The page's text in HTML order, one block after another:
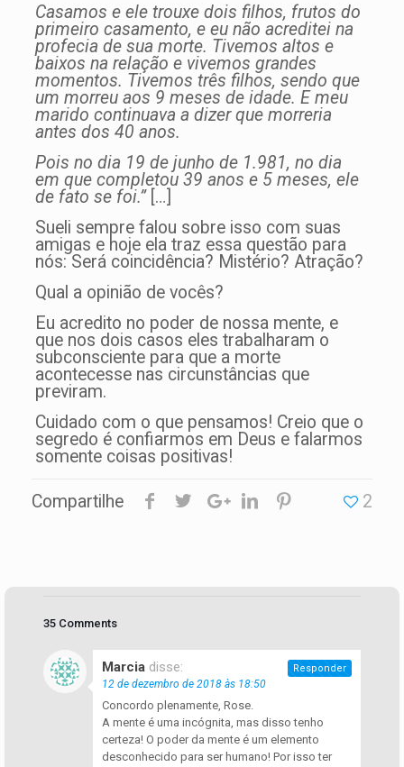
Casamos e ele trouxe dois filhos, frutos do
primeiro casamento, e eu não acreditei na
profecia de sua morte. Tivemos altos e
baixos na relação e vivemos grandes
momentos. Tivemos três filhos, sendo que
um morreu aos 9 meses de idade. E meu
marido continuava a dizer que morreria
antes dos 40 anos.
Pois no dia 19 de junho de 1.981, no dia
em que completou 39 anos e 5 meses, ele
de fato se foi.”[…]
Sueli sempre falou sobre isso com suas
amigas e hoje ela traz essa questão para
nós: Será coincidência? Mistério? Atração?
Qual a opinião de vocês?
Eu acredito no poder de nossa mente, e
que nos dois casos eles trabalharam o
subconsciente para que a morte
acontecesse nas circunstâncias que
previram.
Cuidado com o que pensamos! Creio que o
segredo é confiarmos em Deus e falarmos
somente coisas positivas!
Compartilhe 2
35 Comments
Marcia disse:
12 de dezembro de 2018 às 18:50
Concordo plenamente, Rose.
A mente é uma incógnita, mas disso tenho
certeza! O poder da mente é um elemento
desconhecido para ser humano! Por isso ter
Responder